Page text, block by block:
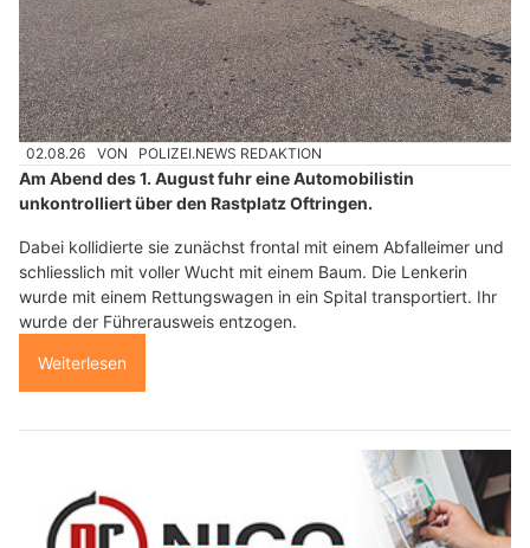
02.08.26 VON POLIZEI.NEWS REDAKTION
Am Abend des 1. August fuhr eine Automobilistin
unkontrolliert über den Rastplatz Oftringen.
Dabei kollidierte sie zunächst frontal mit einem Abfalleimer und
schliesslich mit voller Wucht mit einem Baum. Die Lenkerin
wurde mit einem Rettungswagen in ein Spital transportiert. Ihr
wurde der Führerausweis entzogen.
Weiterlesen